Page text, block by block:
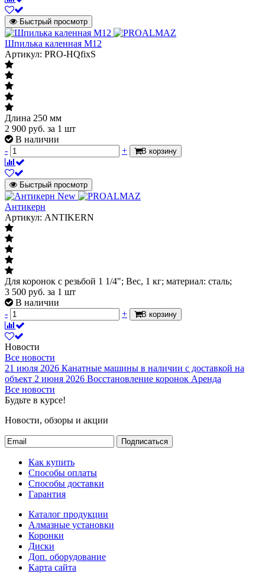
Быстрый просмотр
Шпилька каленная М12
Артикул: PRO-HQfixS
Длина 250 мм
2 900 руб. за 1 шт
В наличии
-
+ В корзину
Быстрый просмотр
New
Антикерн
Артикул: ANTIKERN
Для коронок с резьбой 1 1/4"; Вес, 1 кг; материал: сталь;
3 500 руб. за 1 шт
В наличии
-
+ В корзину
Новости
Все новости
21 июля 2026 Канатные машины в наличии с доставкой на
объект 2 июня 2026 Восстановление коронок Аренда
Все новости
Будьте в курсе!
Новости, обзоры и акции
Подписаться
Как купить
Способы оплаты
Способы доставки
Гарантия
Каталог продукции
Алмазные установки
Коронки
Диски
Доп. оборудование
Карта сайта